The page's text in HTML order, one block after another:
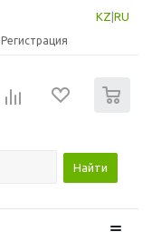
KZ RU
Регистрация
Найти